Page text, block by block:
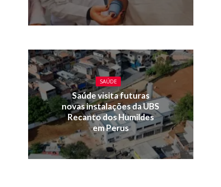
SAÚDE
Saúde visita futuras
novas instalações da UBS
Recanto dos Humildes
em Perus